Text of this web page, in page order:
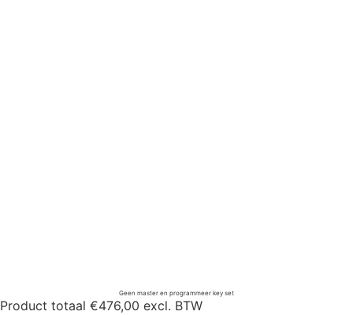
Geen master en programmeer key set
Product totaal €476,00 excl. BTW